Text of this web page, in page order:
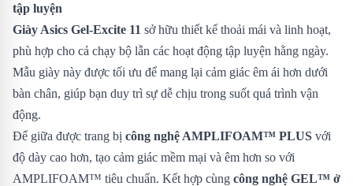
tập luyện
Giày Asics Gel-Excite 11 sở hữu thiết kế thoải mái và linh hoạt,
phù hợp cho cả chạy bộ lẫn các hoạt động tập luyện hằng ngày.
Mẫu giày này được tối ưu để mang lại cảm giác êm ái hơn dưới
bàn chân, giúp bạn duy trì sự dễ chịu trong suốt quá trình vận
động.
Đế giữa được trang bị công nghệ AMPLIFOAM™ PLUS với
độ dày cao hơn, tạo cảm giác mềm mại và êm hơn so với
AMPLIFOAM™ tiêu chuẩn. Kết hợp cùng công nghệ GEL™ ở